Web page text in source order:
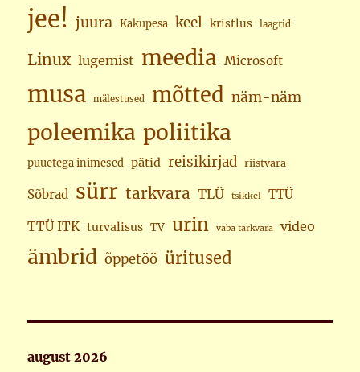
jee! juura Kakupesa keel kristlus laagrid
Linux lugemist meedia Microsoft
musa mälestused mõtted näm-näm
poleemika poliitika
puuetega inimesed pätid reisikirjad riistvara
Sõbrad sürr tarkvara TLÜ tsikkel TTÜ
TTÜ ITK turvalisus TV urin vaba tarkvara video
ämbrid õppetöö üritused
august 2026